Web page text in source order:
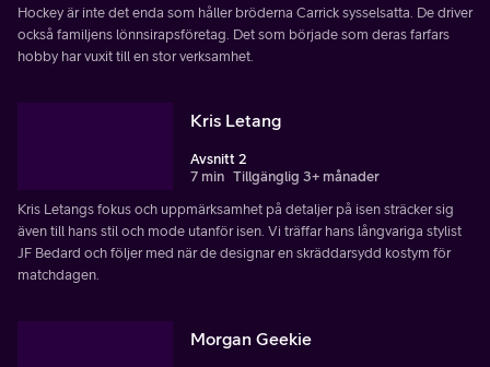
Hockey är inte det enda som håller bröderna Carrick sysselsatta. De driver
också familjens lönnsirapsföretag. Det som började som deras farfars
hobby har vuxit till en stor verksamhet.
Kris Letang
Avsnitt 2
7 min Tillgänglig 3+ månader
Kris Letangs fokus och uppmärksamhet på detaljer på isen sträcker sig
även till hans stil och mode utanför isen. Vi träffar hans långvariga stylist
JF Bedard och följer med när de designar en skräddarsydd kostym för
matchdagen.
Morgan Geekie